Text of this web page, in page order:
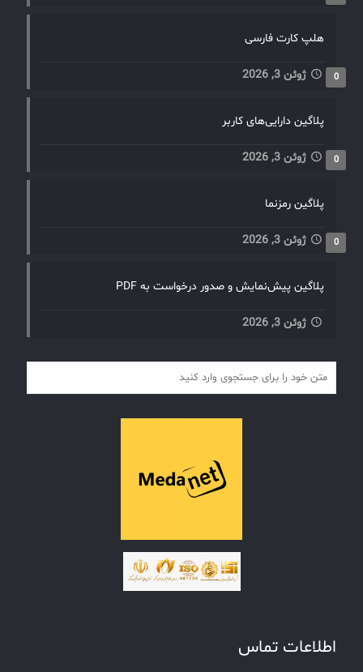
هلپ کارت فارسی
ژوئن 3, 2026 0
پلاگین دارایی‌های کاربر
ژوئن 3, 2026 0
پلاگین رمزنما
ژوئن 3, 2026 0
پلاگین پیش‌نمایش و صدور درخواست به PDF
ژوئن 3, 2026
اطلاعات تماس